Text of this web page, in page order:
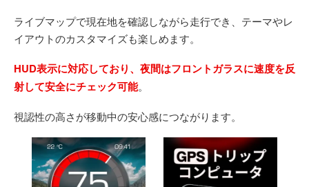
ライブマップで現在地を確認しながら走行でき、テーマやレ
イアウトのカスタマイズも楽しめます。
HUD表示に対応しており、夜間はフロントガラスに速度を反
射して安全にチェック可能。
視認性の高さが移動中の安心感につながります。